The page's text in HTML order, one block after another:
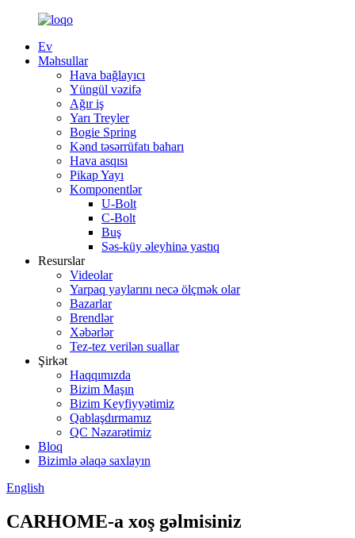
Ev
Məhsullar
Hava bağlayıcı
Yüngül vəzifə
Ağır iş
Yarı Treyler
Bogie Spring
Kənd təsərrüfatı baharı
Hava asqısı
Pikap Yayı
Komponentlər
U-Bolt
C-Bolt
Buş
Səs-küy əleyhinə yastıq
Resurslar
Videolar
Yarpaq yaylarını necə ölçmək olar
Bazarlar
Brendlər
Xəbərlər
Tez-tez verilən suallar
Şirkət
Haqqımızda
Bizim Maşın
Bizim Keyfiyyətimiz
Qablaşdırmamız
QC Nəzarətimiz
Bloq
Bizimlə əlaqə saxlayın
English
CARHOME-a xoş gəlmisiniz